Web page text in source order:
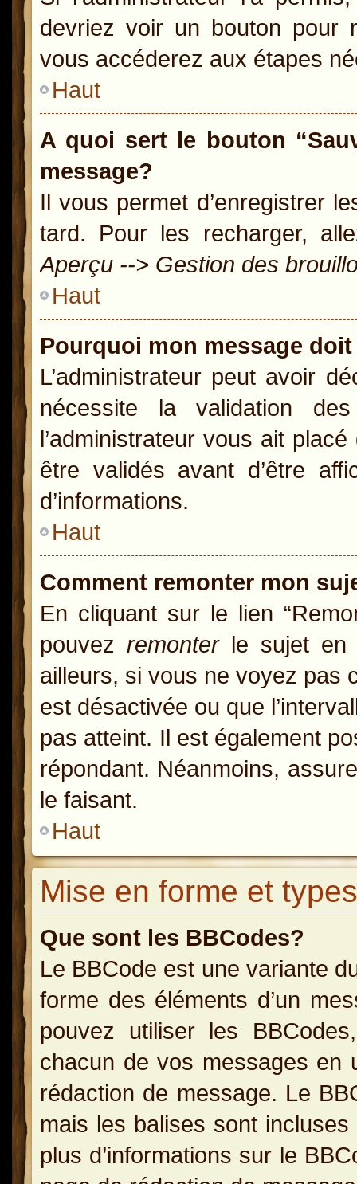
devriez voir un bouton pour
vous accéderez aux étapes
Haut
A quoi sert le bouton
message?
Il vous permet d’enregistrer
tard. Pour les recharger,
Aperçu --> Gestion des
Haut
Pourquoi mon message
L’administrateur peut avoir
nécessite la validation
l’administrateur vous ait
être validés avant d’être
d’informations.
Haut
Comment remonter mon
En cliquant sur le lien
pouvez remonterle sujet en
ailleurs, si vous ne voyez pas
est désactivée ou que
pas atteint. Il est également
répondant. Néanmoins,
le faisant.
Haut
Mise en forme et
Que sont les BBCodes?
Le BBCode est une variante
forme des éléments d’un
pouvez utiliser les
chacun de vos messages en
rédaction de message. Le
mais les balises sont
plus d’informations sur le